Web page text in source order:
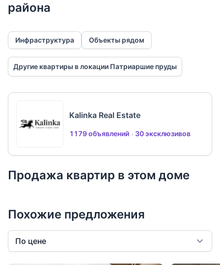
района
Инфраструктура Объекты рядом
Другие квартиры в локации Патриаршие пруды
Kalinka Real Estate
1179 объявлений 30 эксклюзивов
Продажа квартир в этом доме
Похожие предложения
По цене